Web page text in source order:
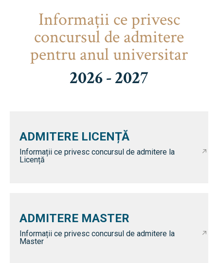
Informaţii ce privesc
concursul de admitere
pentru anul universitar
2026 - 2027
ADMITERE LICENȚĂ
Informații ce privesc concursul de admitere la
Licență
ADMITERE MASTER
Informații ce privesc concursul de admitere la
Master